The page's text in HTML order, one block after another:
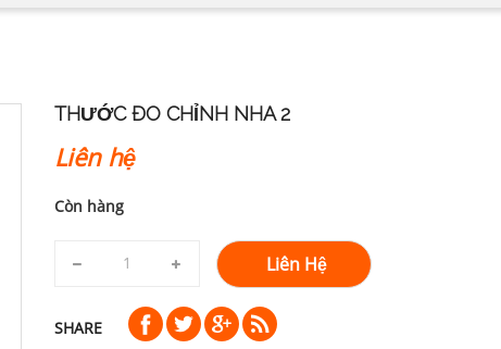
THƯỚC ĐO CHỈNH NHA 2
Liên hệ
Còn hàng
Liên Hệ
SHARE